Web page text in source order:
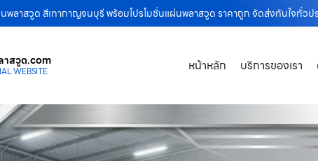
พลาสวูด สีเทากาญจนบุรี พร้อมโปรโมชั่นแผ่นพลาสวูด ราคาถูก จัดส่งทันใจทั่วป
าสวูด.com
WEBSITE หน้าหลัก บริการของเรา